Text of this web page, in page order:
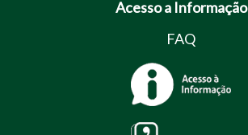
Acesso a Informação
FAQ